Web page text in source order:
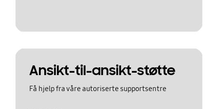
Ansikt-til-ansikt-støtte
Få hjelp fra våre autoriserte supportsentre